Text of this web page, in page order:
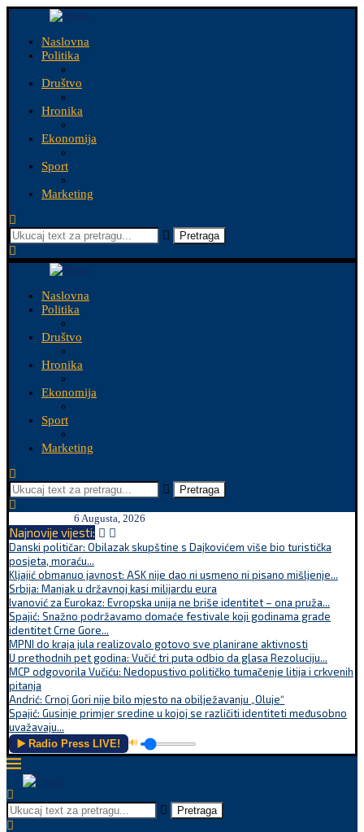
Naslovna
Politika
Društvo
Hronika
Ekonomija
Sport
Marketing
Pretraga
Naslovna
Politika
Društvo
Hronika
Ekonomija
Sport
Marketing
Pretraga
6 Augusta, 2026
Najnovije vijesti:
Danski političar: Obilazak skupštine s Dajkovićem više bio turistička
posjeta, moraću...
Kljajić obmanuo javnost: ASK nije dao ni usmeno ni pisano mišljenje...
Srbija: Manjak u državnoj kasi milijardu eura
Ivanović za Eurokaz: Evropska unija ne briše identitet – ona pruža...
Spajić: Snažno podržavamo domaće festivale koji godinama grade
identitet Crne Gore...
MPNI do kraja jula realizovalo gotovo sve planirane aktivnosti
U prethodnih pet godina: Vučić tri puta odbio da glasa Rezoluciju...
MCP odgovorila Vučiću: Nedopustivo političko tumačenje litija i crkvenih
pitanja
Andrić: Crnoj Gori nije bilo mjesto na obilježavanju „Oluje“
Spajić: Gusinje primjer sredine u kojoj se različiti identiteti međusobno
uvažavaju...
▶️ Radio Press LIVE! 🔊
Pretraga